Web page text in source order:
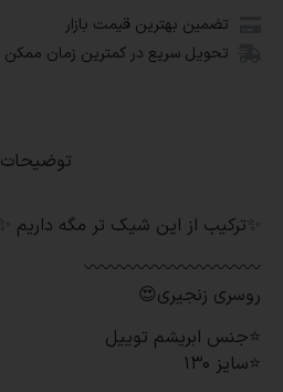
تضمین بهترین قیمت بازار
تحویل سریع در کمترین زمان ممکن
توضیحات
✨ترکیب از این شیک تر مگه داریم ✨
〰️〰️〰️〰️〰️〰️〰️〰️〰️〰️
روسری زنجیری😍
⭐جنس ابریشم توییل
⭐سایز 130